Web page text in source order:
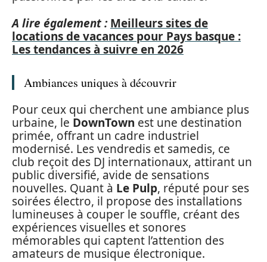
A lire également : Meilleurs sites de
locations de vacances pour Pays basque :
Les tendances à suivre en 2026
Ambiances uniques à découvrir
Pour ceux qui cherchent une ambiance plus
urbaine, le DownTown est une destination
primée, offrant un cadre industriel
modernisé. Les vendredis et samedis, ce
club reçoit des DJ internationaux, attirant un
public diversifié, avide de sensations
nouvelles. Quant à Le Pulp, réputé pour ses
soirées électro, il propose des installations
lumineuses à couper le souffle, créant des
expériences visuelles et sonores
mémorables qui captent l’attention des
amateurs de musique électronique.